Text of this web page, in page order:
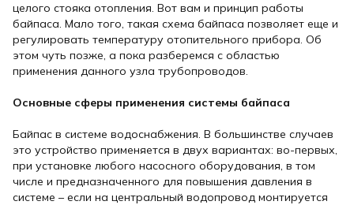
целого стояка отопления. Вот вам и принцип работы
байпаса. Мало того, такая схема байпаса позволяет еще и
регулировать температуру отопительного прибора. Об
этом чуть позже, а пока разберемся с областью
применения данного узла трубопроводов.
Основные сферы применения системы байпаса
Байпас в системе водоснабжения. В большинстве случаев
это устройство применяется в двух вариантах: во-первых,
при установке любого насосного оборудования, в том
числе и предназначенного для повышения давления в
системе – если на центральный водопровод монтируется